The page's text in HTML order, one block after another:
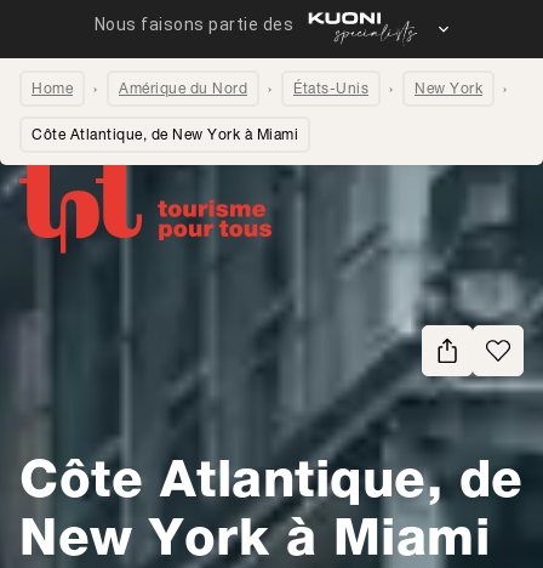
Home Amérique du Nord États-Unis New York
Côte Atlantique, de New York à Miami
Côte Atlantique, de
New York à Miami